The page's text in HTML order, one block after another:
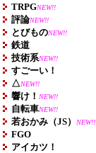
TRPGNEW!!
評論NEW!!
とびものNEW!!
鉄道
技術系NEW!!
すごーい！
△NEW!!
響け！ NEW!!
自転車NEW!!
若おかみ（JS） NEW!!
FGO
アイカツ！